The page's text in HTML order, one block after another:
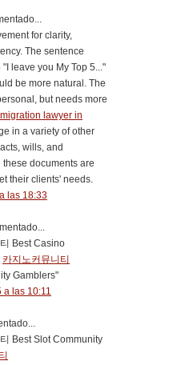
for clarity,
The sentence
leave you My Top 5..."
be more natural. The
but needs more
lawyer in
in a variety of other
wills, and
documents are
their clients' needs.
las 18:33
Best Casino
카지노커뮤니티
Gamblers"
a las 10:11
Best Slot Community